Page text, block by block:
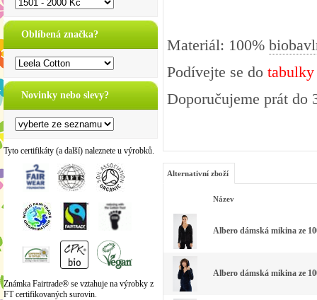
Oblíbená značka?
Novinky nebo slevy?
Tyto certifikáty (a další) naleznete u výrobků.
Známka Fairtrade® se vztahuje na výrobky z
FT certifikovaných surovin.
Materiál: 100%
Podívejte se do
Doporučujeme prát do
Alternativní zboží
Název
Albero dámská mikina ze
Albero dámská mikina ze